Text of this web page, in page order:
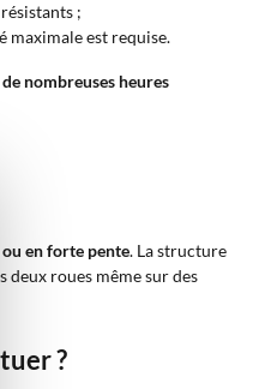
;
maximale est requise.
nombreuses heures
ou en forte pente. La structure
deux roues même sur des
?